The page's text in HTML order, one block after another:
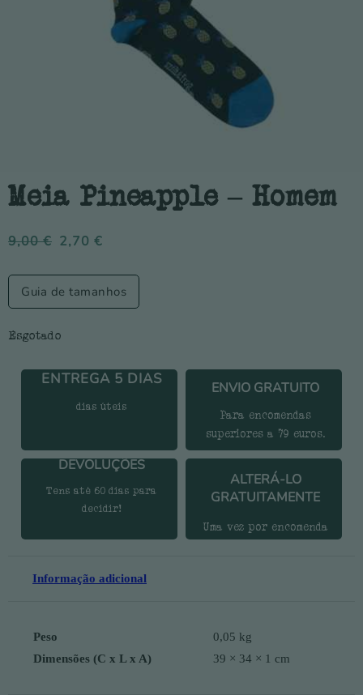
Meia Pineapple – Homem
9,00€ 2,70 €
Guia de tamanhos
Esgotado
ENTREGA 5 DIAS
dias úteis
ENVIO GRATUITO
Para encomendas
superiores a 79 euros.
DEVOLUÇÕES
Tens até 60 dias para
decidir!
ALTERÁ-LO
GRATUITAMENTE
Uma vez por encomenda
Informação adicional
Peso
0,05 kg
Dimensões (C x L x A)
39 × 34 × 1 cm